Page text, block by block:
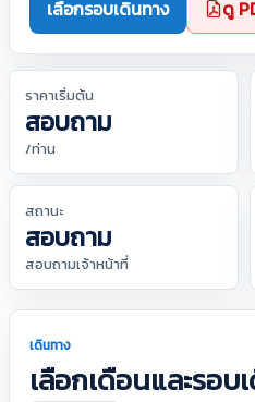
เลือกรอบเดินทาง ดู
ราคาเริ่มต้น
สอบถาม
/ท่าน
สถานะ
สอบถาม
สอบถามเจ้าหน้าที่
เดินทาง
เลือกเดือนและรอบ